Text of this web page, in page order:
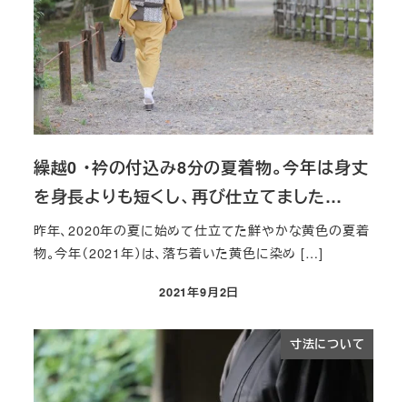
繰越0 ・衿の付込み8分の夏着物。今年は身丈
を身長よりも短くし、再び仕立てました…
昨年、2020年の夏に始めて仕立てた鮮やかな黄色の夏着
物。今年（2021年）は、落ち着いた黄色に染め […]
投稿日
2021年9月2日
寸法について